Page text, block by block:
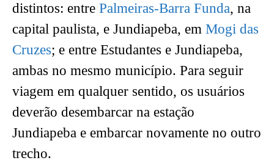
distintos: entre Palmeiras-Barra Funda, na
capital paulista, e Jundiapeba, em Mogi das
Cruzes; e entre Estudantes e Jundiapeba,
ambas no mesmo município. Para seguir
viagem em qualquer sentido, os usuários
deverão desembarcar na estação
Jundiapeba e embarcar novamente no outro
trecho.